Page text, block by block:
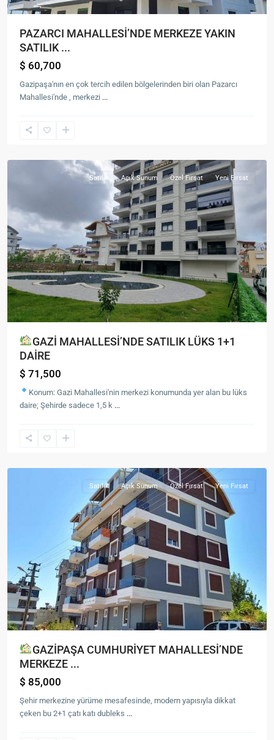
PAZARCI MAHALLESİ’NDE MERKEZE YAKIN
SATILIK ...
$ 60,700
Gazipaşa'nın en çok tercih edilen bölgelerinden biri olan Pazarcı
Mahallesi'nde , merkezi ...
Mah.
Satılık Açık Sunum Özel Fırsat Yeni Fırsat
GAZİ MAHALLESİ’NDE SATILIK LÜKS 1+1
DAİRE
$ 71,500
Konum: Gazi Mahallesi'nin merkezi konumunda yer alan bu lüks
daire; Şehirde sadece 1,5 k ...
Mah.
Satılık Açık Sunum Özel Fırsat Yeni Fırsat
GAZİPAŞA CUMHURİYET MAHALLESİ’NDE
MERKEZE ...
$ 85,000
Şehir merkezine yürüme mesafesinde, modern yapısıyla dikkat
çeken bu 2+1 çatı katı dubleks ...